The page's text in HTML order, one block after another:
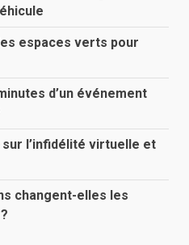
espaces verts pour
d’un événement
l’infidélité virtuelle et
changent-elles les